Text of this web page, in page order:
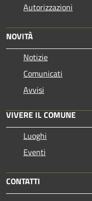
Autorizzazioni
NOVITÀ
Notizie
Comunicati
Avvisi
VIVERE IL COMUNE
Luoghi
Eventi
CONTATTI